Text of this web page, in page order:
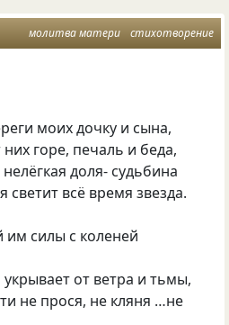
молитва матери стихотворение
моих дочку и сына,
них горе, печаль и беда,
доля- судьбина
светит всё время звезда.
им силы с коленей
от ветра и тьмы,
не прося, не кляня …не